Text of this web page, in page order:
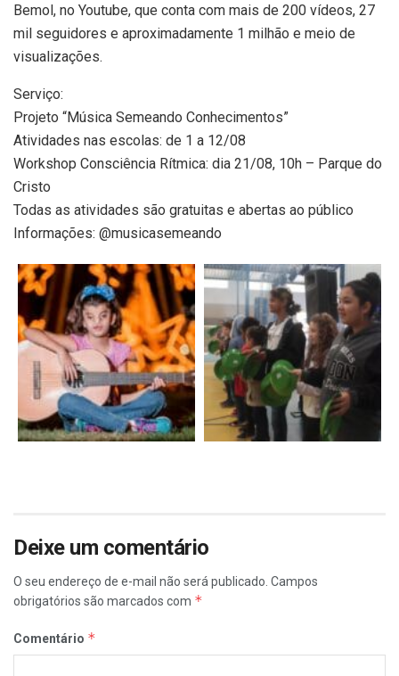
Bemol, no Youtube, que conta com mais de 200 vídeos, 27
mil seguidores e aproximadamente 1 milhão e meio de
visualizações.
Serviço:
Projeto “Música Semeando Conhecimentos”
Atividades nas escolas: de 1 a 12/08
Workshop Consciência Rítmica: dia 21/08, 10h – Parque do
Cristo
Todas as atividades são gratuitas e abertas ao público
Informações: @musicasemeando
Deixe um comentário
O seu endereço de e-mail não será publicado. Campos
obrigatórios são marcados com *
Comentário *